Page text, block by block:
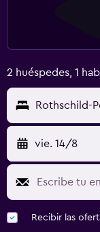
2 huéspedes, 1
Rothschild-
vie. 14/8
Recibir las